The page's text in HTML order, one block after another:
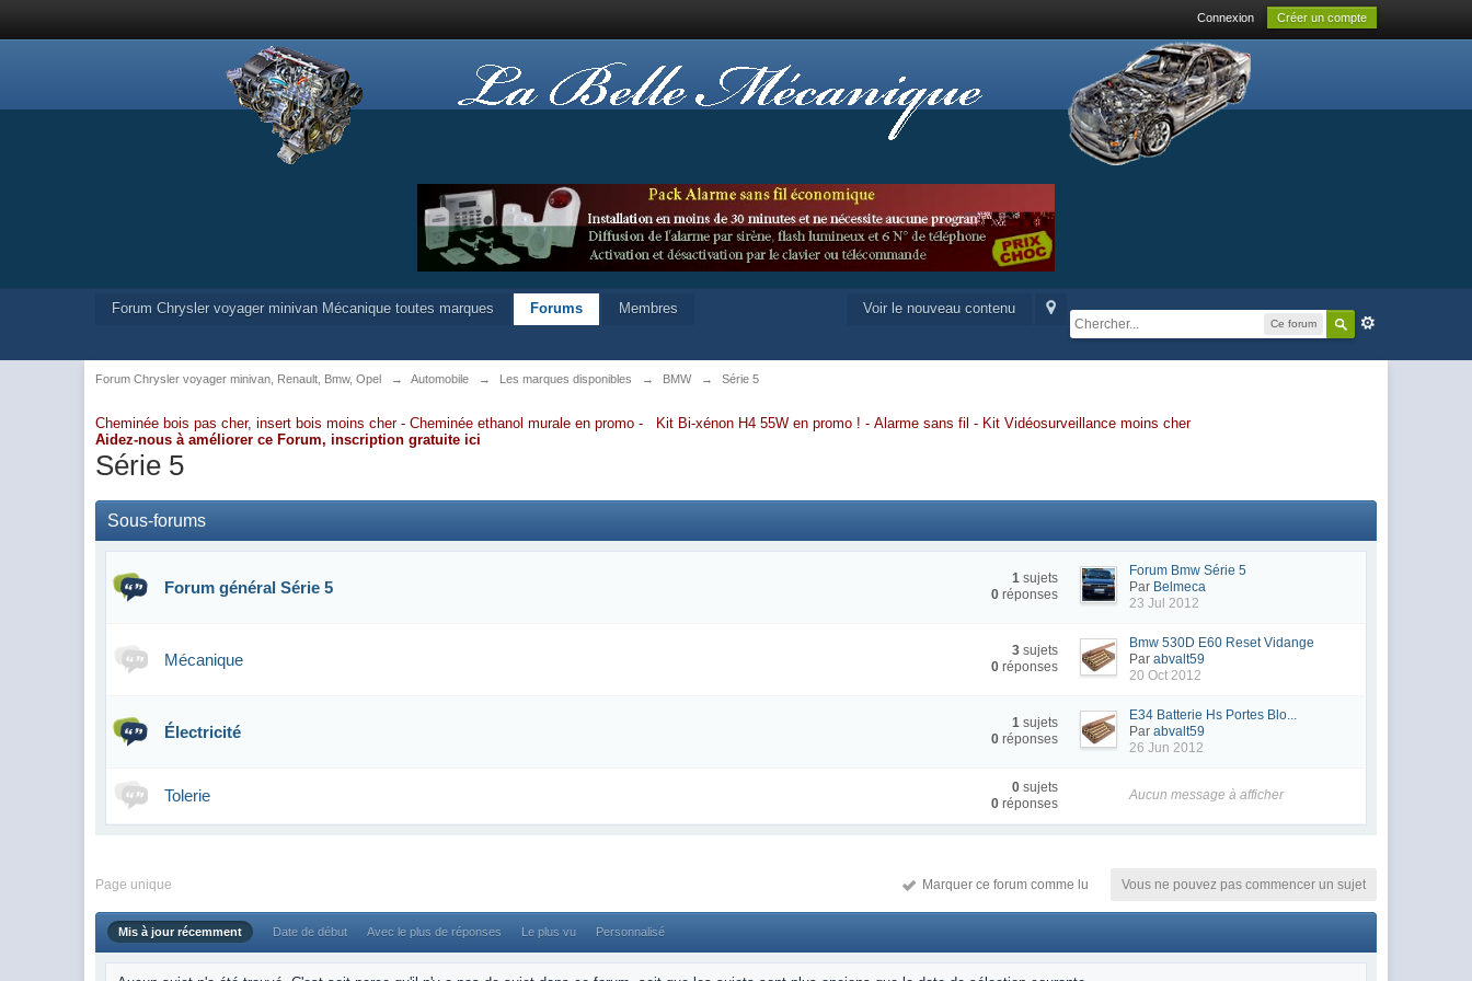
Connexion Créer un compte
Ce forum
Voir le nouveau contenu
Forum Chrysler voyager minivan Mécanique toutes marques Forums Membres
Forum Chrysler voyager minivan, Renault, Bmw, Opel → Automobile → Les marques disponibles → BMW → Série 5
Cheminée bois pas cher, insert bois moins cher - Cheminée ethanol murale en promo - Kit Bi-xénon H4 55W en promo ! - Alarme sans fil- Kit Vidéosurveillance moins cher
Aidez-nous à améliorer ce Forum, inscription gratuite ici
Série 5
Sous-forums
Forum général Série 5 1 sujets
0 réponses
Forum Bmw Série 5
Par Belmeca
23 Jul 2012
Mécanique 3 sujets
0 réponses
Bmw 530D E60 Reset Vidange
Parabvalt59
20 Oct 2012
Électricité 1 sujets
0 réponses
E34 Batterie Hs Portes Blo...
Parabvalt59
26 Jun 2012
Tolerie 0 sujets
0 réponses
Aucun message à afficher
Page unique Vous ne pouvez pas commencer un sujet
Marquer ce forum comme lu
Mis à jour récemment Date de début Avec le plus de réponses Le plus vu Personnalisé